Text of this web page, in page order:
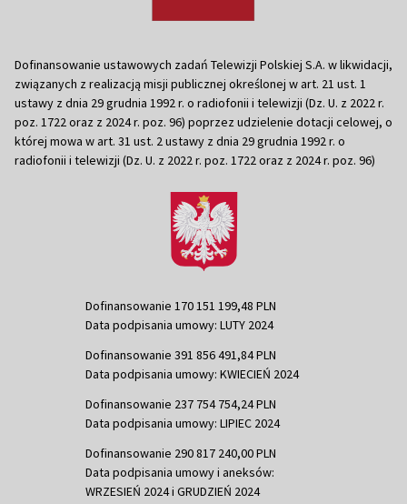
Dofinansowanie ustawowych zadań Telewizji Polskiej S.A. w likwidacji,
związanych z realizacją misji publicznej określonej w art. 21 ust. 1
ustawy z dnia 29 grudnia 1992 r. o radiofonii i telewizji (Dz. U. z 2022 r.
poz. 1722 oraz z 2024 r. poz. 96) poprzez udzielenie dotacji celowej, o
której mowa w art. 31 ust. 2 ustawy z dnia 29 grudnia 1992 r. o
radiofonii i telewizji (Dz. U. z 2022 r. poz. 1722 oraz z 2024 r. poz. 96)
Dofinansowanie 170 151 199,48 PLN
Data podpisania umowy: LUTY 2024
Dofinansowanie 391 856 491,84 PLN
Data podpisania umowy: KWIECIEŃ 2024
Dofinansowanie 237 754 754,24 PLN
Data podpisania umowy: LIPIEC 2024
Dofinansowanie 290 817 240,00 PLN
Data podpisania umowy i aneksów:
WRZESIEŃ 2024 i GRUDZIEŃ 2024